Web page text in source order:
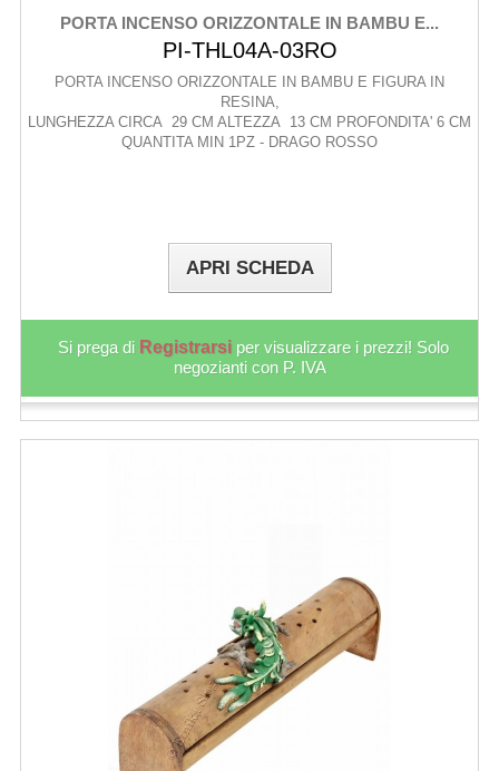
PORTA INCENSO ORIZZONTALE IN BAMBU E...
PI-THL04A-03RO
PORTA INCENSO ORIZZONTALE IN BAMBU E FIGURA IN
RESINA,
LUNGHEZZA CIRCA 29 CM ALTEZZA 13 CM PROFONDITA' 6 CM
QUANTITA MIN 1PZ - DRAGO ROSSO
APRI SCHEDA
Si prega di Registrarsi per visualizzare i prezzi! Solo
negozianti con P. IVA